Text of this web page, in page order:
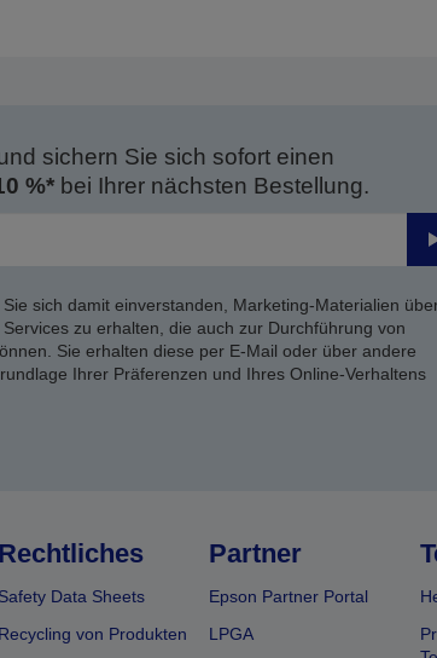
sichern Sie sich sofort einen
%*bei Ihrer nächsten Bestellung.
sich damit einverstanden, Marketing-Materialien
zu erhalten, die auch zur Durchführung von
Sie erhalten diese per E-Mail oder über andere
Ihrer Präferenzen und Ihres Online-Verhaltens
Rechtliches
Safety Data Sheets
Recycling von Produkten
Partner
Epson Partner Portal
LPGA